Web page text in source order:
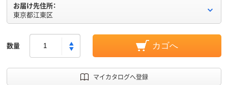
お届け先住所：
東京都江東区
数量 カゴへ
マイカタログへ登録